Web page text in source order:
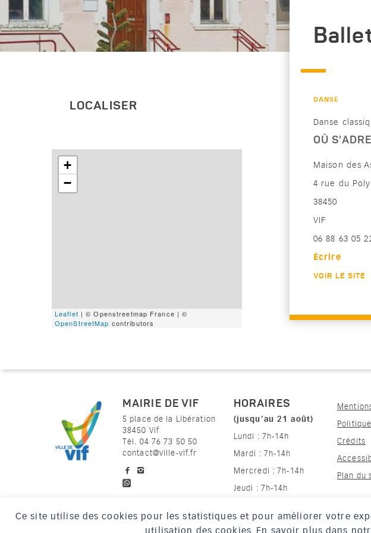
Ce site utilise des cookies pour les statistiques et pour améliorer votre
utilisation des cookies. En savoir plus dans
CATÉGORIE : "
DANSE
Danse
OÙ
Maison des
4 rue du
38450
VIF
Téléphone :
06 88 63 05
Écrire
VOIR LE SITE
LOCALISER
+
−
Leaflet | © Openstreetmap France | ©
OpenStreetMap contributors
MAIRIE DE VIF
5 place de la Libération
38450 Vif
Tél. 04 76 73 50 50
contact@ville-vif.fr
voir notre page facebook
voir notre page Instagram
HORAIRES
(jusqu’au 21 août)
Lundi : 7h-14h
Mardi : 7h-14h
Mercredi : 7h-14h
Jeudi : 7h-14h
Crédits
Plan du